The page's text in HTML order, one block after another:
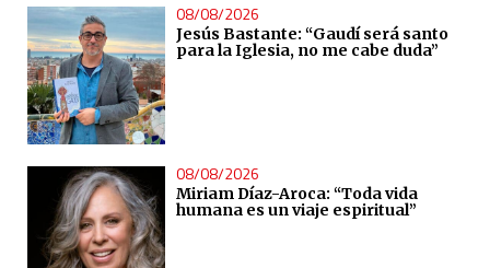
08/08/2026
Jesús Bastante: “Gaudí será santo
para la Iglesia, no me cabe duda”
08/08/2026
Miriam Díaz-Aroca: “Toda vida
humana es un viaje espiritual”